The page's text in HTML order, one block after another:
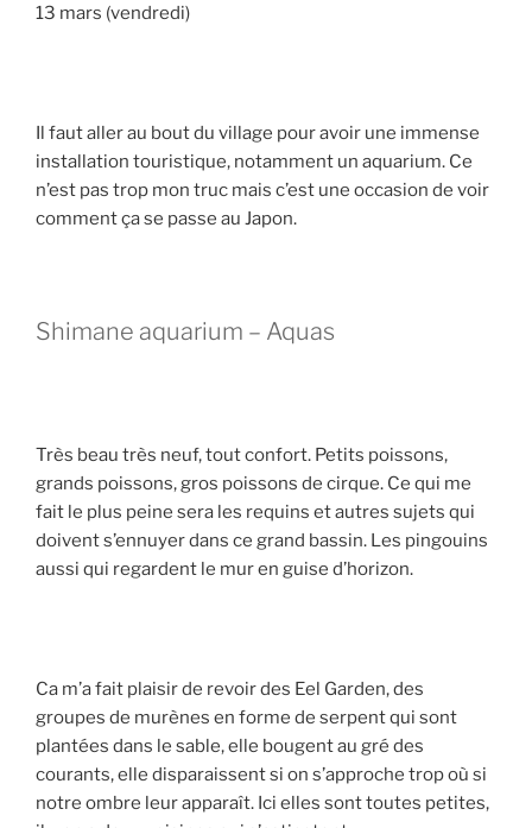
13 mars (vendredi)
Il faut aller au bout du village pour avoir une immense
installation touristique, notamment un aquarium. Ce
n’est pas trop mon truc mais c’est une occasion de voir
comment ça se passe au Japon.
Shimane aquarium – Aquas
Très beau très neuf, tout confort. Petits poissons,
grands poissons, gros poissons de cirque. Ce qui me
fait le plus peine sera les requins et autres sujets qui
doivent s’ennuyer dans ce grand bassin. Les pingouins
aussi qui regardent le mur en guise d’horizon.
Ca m’a fait plaisir de revoir des Eel Garden, des
groupes de murènes en forme de serpent qui sont
plantées dans le sable, elle bougent au gré des
courants, elle disparaissent si on s’approche trop où si
notre ombre leur apparaît. Ici elles sont toutes petites,